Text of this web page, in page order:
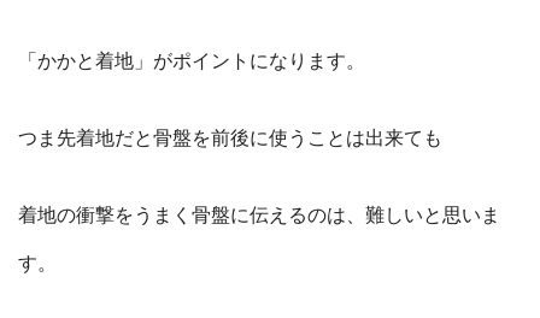
「かかと着地」がポイントになります。
つま先着地だと骨盤を前後に使うことは出来ても
着地の衝撃をうまく骨盤に伝えるのは、難しいと思いま
す。